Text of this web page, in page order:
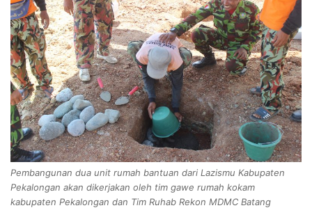
Pembangunan dua unit rumah bantuan dari Lazismu Kabupaten
Pekalongan akan dikerjakan oleh tim gawe rumah kokam
kabupaten Pekalongan dan Tim Ruhab Rekon MDMC Batang